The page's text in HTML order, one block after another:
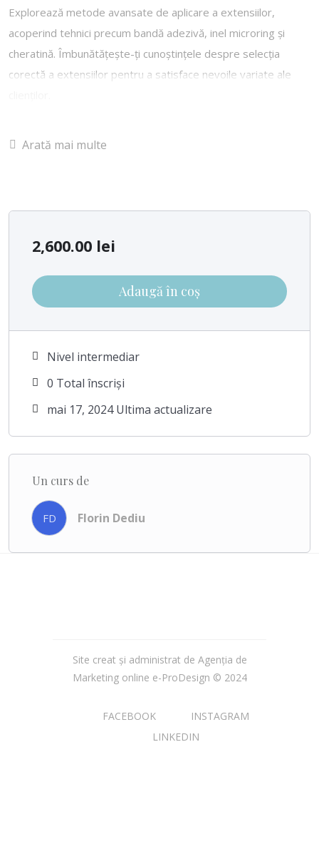
Explorează metode avansate de aplicare a extensiilor,
acoperind tehnici precum bandă adezivă, inel microring și
cheratină. Îmbunătățește-ți cunoștințele despre selecția
corectă a extensiilor pentru a satisface nevoile variate ale
Trainerul Gabriela Stoian, cu experiență în domeniu, te va
adezivă oferă un look natural și o purtare confortabilă. Cu
boost instant al lungimii și volumului.
cleștelui sau a substanțelor chimice, această tehnică este
blândă, dar oferă rezultate durabile și elegante.
coafarea fără restricții.
Înscrie-te astăzi și devino artistul pe care lumea frumuseții îl
așteaptă!
Arată mai multe
2,600.00 lei
Adaugă în coș
Nivel intermediar
0 Total înscriși
mai 17, 2024 Ultima actualizare
Un curs de
FD Florin Dediu
Site creat și administrat de Agenția de
Marketing online e-ProDesign © 2024
FACEBOOK
INSTAGRAM
LINKEDIN